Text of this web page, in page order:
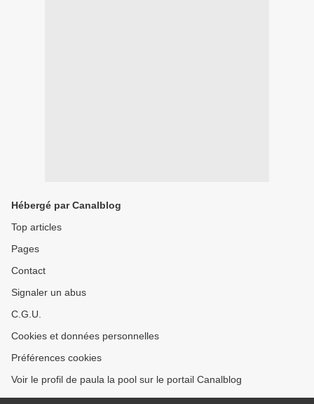
Hébergé par Canalblog
Top articles
Pages
Contact
Signaler un abus
C.G.U.
Cookies et données personnelles
Préférences cookies
Voir le profil de paula la pool sur le portail Canalblog